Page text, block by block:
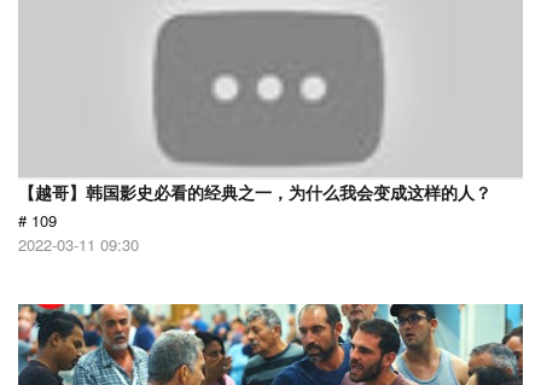
【越哥】韩国影史必看的经典之一，为什么我会变成这样的人？
# 109
2022-03-11 09:30